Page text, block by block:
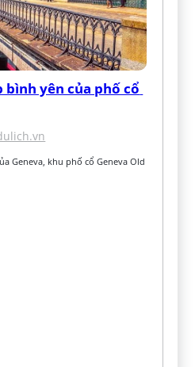
bình yên của phố cổ
Geneva, khu phố cổ Geneva Old